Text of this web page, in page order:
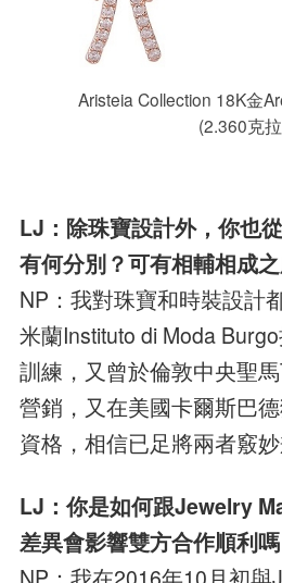
Aristeia Collection 18K金
(2.360克
LJ：除珠寶設計外，你也
有何分別？可有相輔相成
NP：我對珠寶和時裝設計
米蘭Instituto di Moda
訓練，又曾於倫敦中央聖
營銷，又在美國卡爾斯巴
資格，相信已足將兩者竅妙
LJ：你是如何跟Jewelry
差異會影響雙方合作順利嗎